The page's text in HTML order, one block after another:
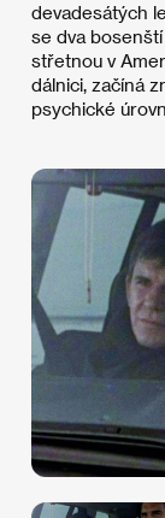
devadesátých
se dva
střetnou v
dálnici, začíná
psychické